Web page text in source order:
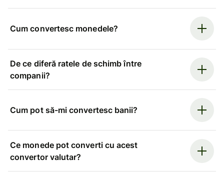
Cum convertesc monedele?
De ce diferă ratele de schimb între
companii?
Cum pot să-mi convertesc banii?
Ce monede pot converti cu acest
convertor valutar?